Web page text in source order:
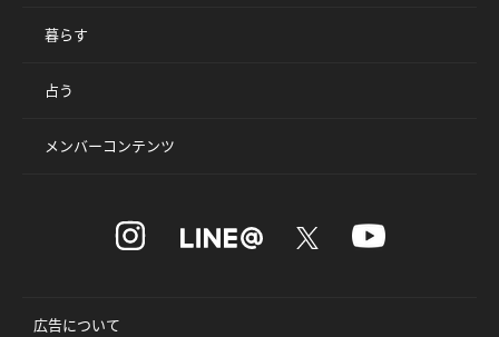
暮らす
占う
メンバーコンテンツ
広告について